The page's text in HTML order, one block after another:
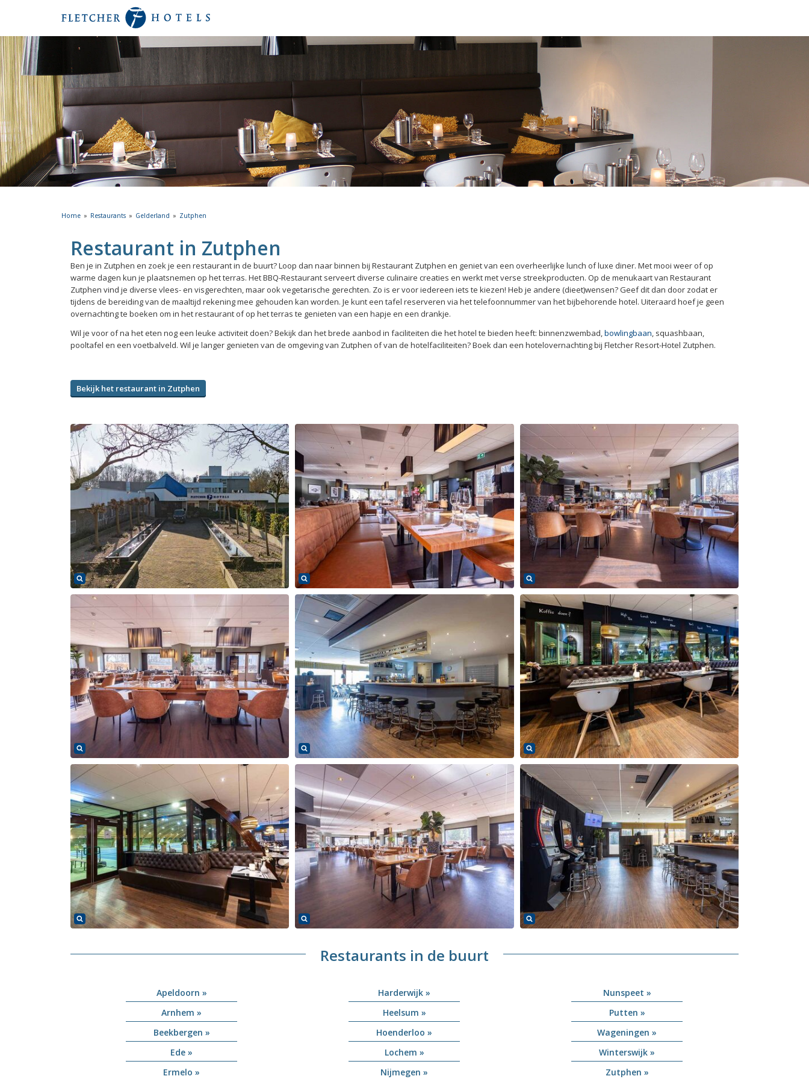
Home Restaurants Gelderland Zutphen
Restaurant in Zutphen
Ben je in Zutphen en zoek je een restaurant in de buurt? Loop dan naar binnen bij Restaurant Zutphen en geniet van een overheerlijke lunch of luxe diner. Met mooi weer of op
warme dagen kun je plaatsnemen op het terras. Het BBQ-Restaurant serveert diverse culinaire creaties en werkt met verse streekproducten. Op de menukaart van Restaurant
Zutphen vind je diverse vlees- en visgerechten, maar ook vegetarische gerechten. Zo is er voor iedereen iets te kiezen! Heb je andere (dieet)wensen? Geef dit dan door zodat er
tijdens de bereiding van de maaltijd rekening mee gehouden kan worden. Je kunt een tafel reserveren via het telefoonnummer van het bijbehorende hotel. Uiteraard hoef je geen
overnachting te boeken om in het restaurant of op het terras te genieten van een hapje en een drankje.
Wil je voor of na het eten nog een leuke activiteit doen? Bekijk dan het brede aanbod in faciliteiten die het hotel te bieden heeft: binnenzwembad,bowlingbaan, squashbaan,
pooltafel en een voetbalveld. Wil je langer genieten van de omgeving van Zutphen of van de hotelfaciliteiten? Boek dan een hotelovernachting bij Fletcher Resort-Hotel Zutphen.
Bekijk het restaurant in Zutphen
Restaurants in de buurt
Apeldoorn »
Arnhem »
Beekbergen »
Ede »
Ermelo »
Harderwijk »
Heelsum »
Hoenderloo »
Lochem »
Nijmegen »
Nunspeet »
Putten »
Wageningen »
Winterswijk »
Zutphen »